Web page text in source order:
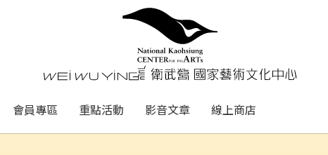
衛武營國家藝術文
會員專區 重點活動 影音文章 線上商店